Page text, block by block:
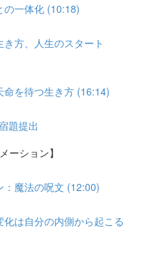
一体化 (10:18)
方、人生のスタート
を待つ生き方 (16:14)
題提出
ション】
魔法の呪文 (12:00)
は自分の内側から起こる